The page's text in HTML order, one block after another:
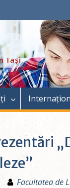
Iași
Facultatea de